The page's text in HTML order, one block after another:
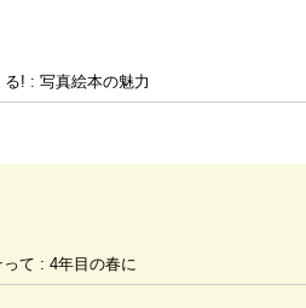
! : 写真絵本の魅力
て : 4年目の春に